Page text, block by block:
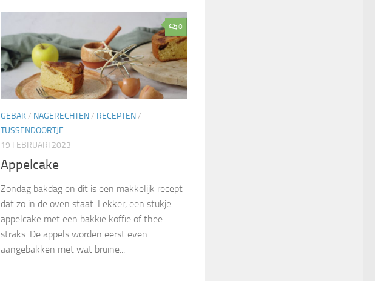
0
GEBAK/ NAGERECHTEN/ RECEPTEN/
TUSSENDOORTJE
19 FEBRUARI 2023
Appelcake
Zondag bakdag en dit is een makkelijk recept
dat zo in de oven staat. Lekker, een stukje
appelcake met een bakkie koffie of thee
straks. De appels worden eerst even
aangebakken met wat bruine...